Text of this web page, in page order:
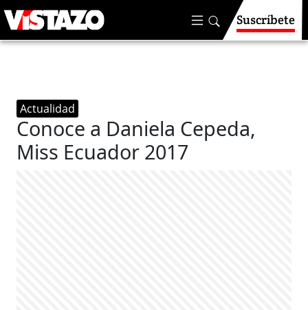
Suscríbete
Actualidad
Conoce a Daniela Cepeda,
Miss Ecuador 2017